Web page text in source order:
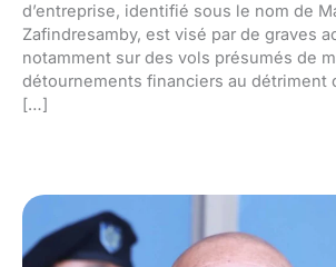
d’entreprise, identifié sous le nom de
Zafindresamby, est visé par de graves
notamment sur des vols présumés de
détournements financiers au détriment
[…]